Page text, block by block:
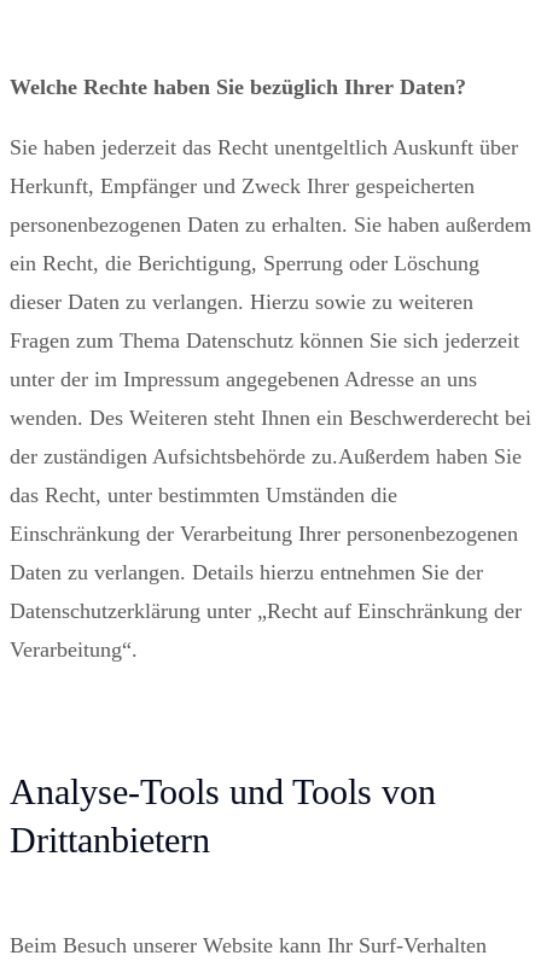
Welche Rechte haben Sie bezüglich Ihrer Daten?
Sie haben jederzeit das Recht unentgeltlich Auskunft über
Herkunft, Empfänger und Zweck Ihrer gespeicherten
personenbezogenen Daten zu erhalten. Sie haben außerdem
ein Recht, die Berichtigung, Sperrung oder Löschung
dieser Daten zu verlangen. Hierzu sowie zu weiteren
Fragen zum Thema Datenschutz können Sie sich jederzeit
unter der im Impressum angegebenen Adresse an uns
wenden. Des Weiteren steht Ihnen ein Beschwerderecht bei
der zuständigen Aufsichtsbehörde zu.Außerdem haben Sie
das Recht, unter bestimmten Umständen die
Einschränkung der Verarbeitung Ihrer personenbezogenen
Daten zu verlangen. Details hierzu entnehmen Sie der
Datenschutzerklärung unter „Recht auf Einschränkung der
Verarbeitung“.
Analyse-Tools und Tools von
Drittanbietern
Beim Besuch unserer Website kann Ihr Surf-Verhalten